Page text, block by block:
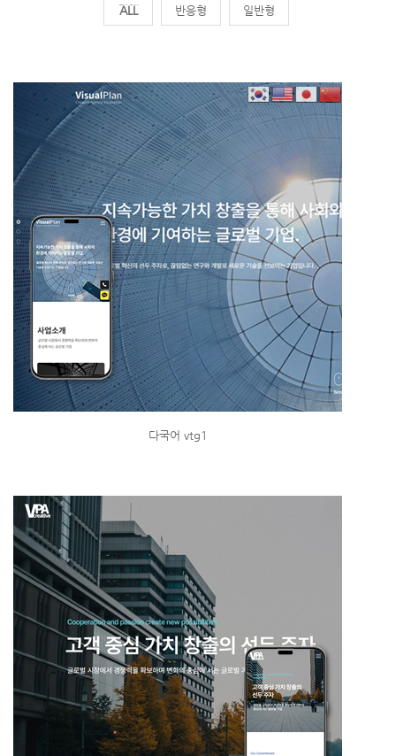
전체 반응형 일반형
다국어 vtg1